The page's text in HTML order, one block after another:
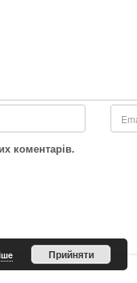
коментарів.
Прийняти